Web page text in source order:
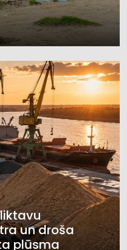
un droša
plūsma